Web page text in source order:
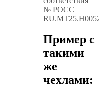
№ РОСС
Пример с
такими
же
чехлами: